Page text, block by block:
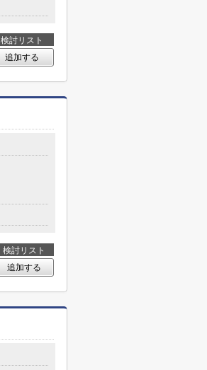
検討リスト
追加する
検討リスト
追加する